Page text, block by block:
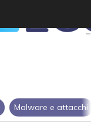
Malware e attacchi